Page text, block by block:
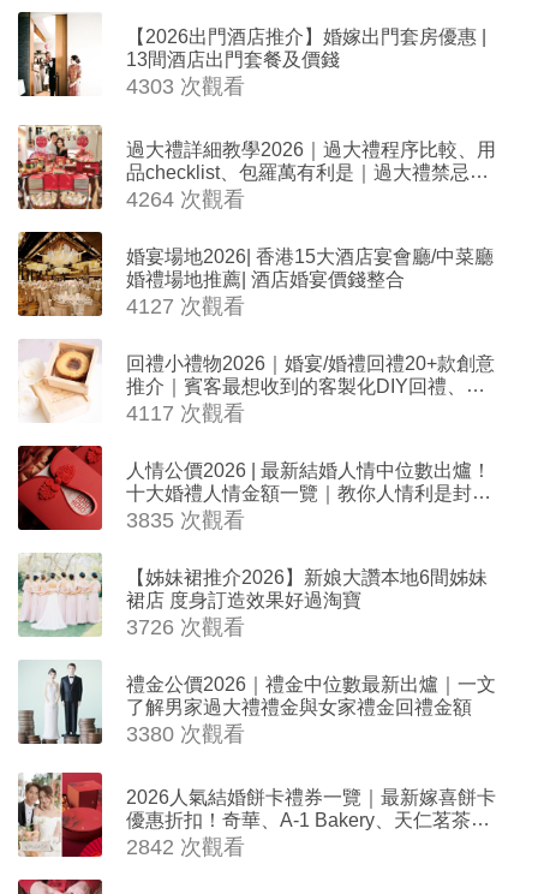
【2026出門酒店推介】婚嫁出門套房優惠 |
13間酒店出門套餐及價錢
4303 次觀看
過大禮詳細教學2026｜過大禮程序比較、用
品checklist、包羅萬有利是｜過大禮禁忌及
吉祥說話
4264 次觀看
婚宴場地2026| 香港15大酒店宴會廳/中菜廳
婚禮場地推薦| 酒店婚宴價錢整合
4127 次觀看
回禮小禮物2026｜婚宴/婚禮回禮20+款創意
推介｜賓客最想收到的客製化DIY回禮、姊
妹禮物（持續更新）
4117 次觀看
人情公價2026 | 最新結婚人情中位數出爐！
十大婚禮人情金額一覽｜教你人情利是封寫
法
3835 次觀看
【姊妹裙推介2026】新娘大讚本地6間姊妹
裙店 度身訂造效果好過淘寶
3726 次觀看
禮金公價2026｜禮金中位數最新出爐｜一文
了解男家過大禮禮金與女家禮金回禮金額
3380 次觀看
2026人氣結婚餅卡禮券一覽｜最新嫁喜餅卡
優惠折扣！奇華、A-1 Bakery、天仁茗茶、
ROYCE'、Paul Lafayet、agnès b.
2842 次觀看